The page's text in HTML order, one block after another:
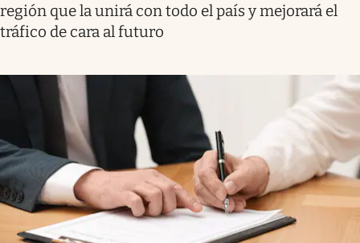
región que la unirá con todo el país y mejorará el
tráfico de cara al futuro